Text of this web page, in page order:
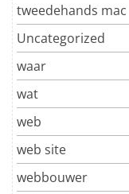
tweedehands mac
Uncategorized
waar
wat
web
web site
webbouwer